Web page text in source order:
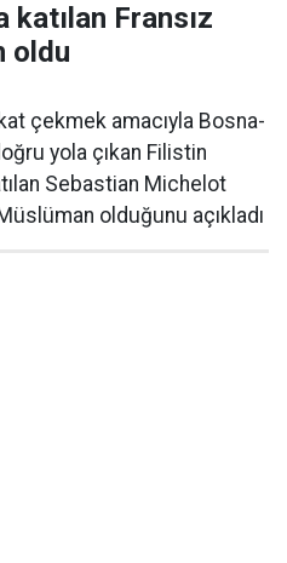
Fransız
oldu
çekmek amacıyla Bosna-
yola çıkan Filistin
Sebastian Michelot
olduğunu açıkladı